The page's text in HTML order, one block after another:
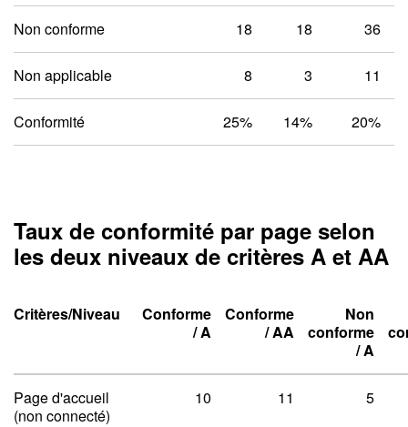
Non conforme 18 18 36
Non applicable 8 3 11
Conformité 25% 14% 20%
Taux de conformité par page selon
les deux niveaux de critères A et AA
Taux de conformité par
Critères/Niveau
Conforme
/A
Conforme
/AA
Non
conforme
/A
Page d'accueil
(non connecté)
10 11 5